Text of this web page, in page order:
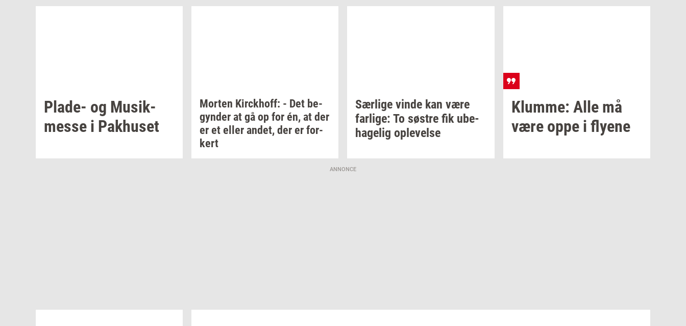
Plade-​ og Mu­sik­
mes­sei Pak­hu­set
Mor­ten Kirck­hoff: - Det be­
gyn­der at gå op for én, at der
er et ellerandet, der erfor­
kert
Sær­li­ge vinde kan være
far­li­ge: Tosø­stre fik ube­
ha­ge­lig op­le­vel­se
Klum­me: Alle må
være oppe i fly­e­ne
ANNONCE